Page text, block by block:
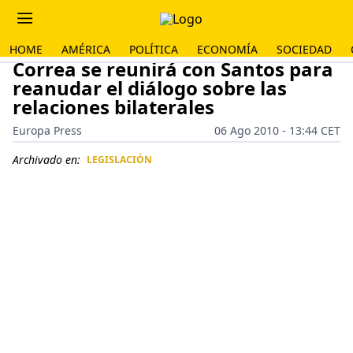
HOME AMÉRICA POLÍTICA ECONOMÍA SOCIEDAD
Correa se reunirá con Santos para
reanudar el diálogo sobre las
relaciones bilaterales
Europa Press
06 Ago 2010 - 13:44 CET
Archivado en: LEGISLACIÓN